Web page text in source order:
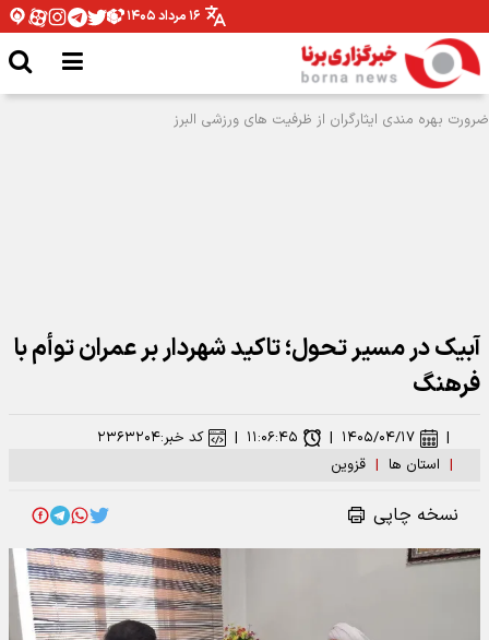
۱۶ مرداد ۱۴۰۵
آبیک در مسیر تحول؛ تاکید شهردار بر عمران توأم با
فرهنگ
| استان ها | قزوین
| ۱۴۰۵/۰۴/۱۷ | ۱۱:۰۶:۴۵ | کد خبر:۲۳۶۳۲۰۴
نسخه چاپی